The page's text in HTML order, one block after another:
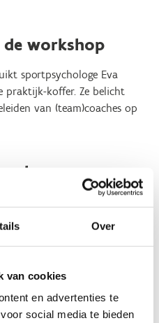
Over
van cookies
en advertenties te
social media te bieden
workshop
sportpsychologe Eva
praktijk-koffer. Ze belicht
van (team)coaches op
coach in topsport en
capaciteiten, het
noden en het coachen
sportcontexten